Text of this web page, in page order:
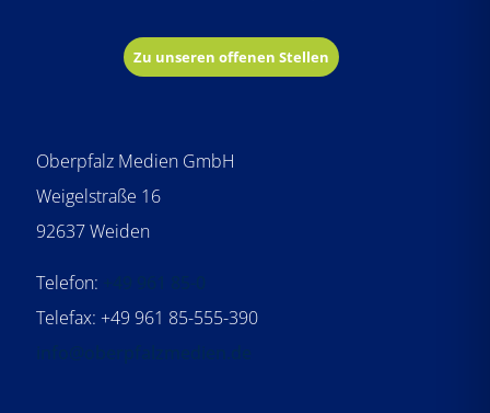
Zu unseren offenen Stellen
Oberpfalz Medien GmbH
Weigelstraße 16
92637 Weiden
Telefon:
+49 961 85-0
Telefax: +49 961 85-555-390
info@oberpfalzmedien.de